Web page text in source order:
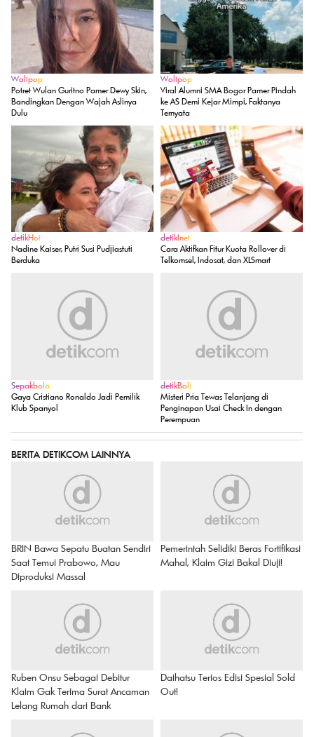
Wolipop
Potret Wulan Guritno Pamer Dewy Skin,
Bandingkan Dengan Wajah Aslinya
Dulu
Wolipop
Viral Alumni SMA Bogor Pamer Pindah
ke AS Demi Kejar Mimpi, Faktanya
Ternyata
detikHot
Nadine Kaiser, Putri Susi Pudjiastuti
Berduka
detikInet
Cara Aktifkan Fitur Kuota Rollover di
Telkomsel, Indosat, dan XLSmart
Sepakbola
Gaya Cristiano Ronaldo Jadi Pemilik
Klub Spanyol
detikBali
Misteri Pria Tewas Telanjang di
Penginapan Usai Check In dengan
Perempuan
BERITA DETIKCOM LAINNYA
BRIN Bawa Sepatu Buatan Sendiri
Saat Temui Prabowo, Mau
Diproduksi Massal
Pemerintah Selidiki Beras Fortifikasi
Mahal, Klaim Gizi Bakal Diuji!
Ruben Onsu Sebagai Debitur
Klaim Gak Terima Surat Ancaman
Lelang Rumah dari Bank
Daihatsu Terios Edisi Spesial Sold
Out!